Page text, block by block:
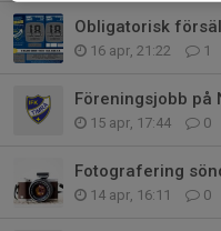
16 apr, 21:22 1
Föreningsjobb på
15 apr, 17:44 0
Fotografering
14 apr, 16:11 0